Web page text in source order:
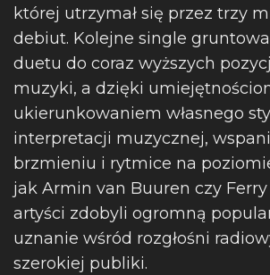
której utrzymał się przez trzy
debiut. Kolejne single
duetu do coraz wyższych
muzyki, a dzięki
ukierunkowaniem własnego
interpretacji muzycznej,
brzmieniu i rytmice na
jak Armin van Buuren czy Ferry
artyści zdobyli ogromną
uznanie wśród rozgłośni
szerokiej publiki.